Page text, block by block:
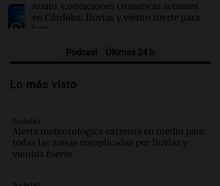
Audio. Condiciones climáticas actuales
en Córdoba: lluvias y viento fuerte para
hoy
Audio.Exposición solidaria de vehículos
donaciones para merenderos
Audio.
Norte muestra una leve baja en el costo
para 10 personas
Noticias
Audio.
Podcast Últimas 24 h
Lo más visto
Sociedad
Alerta meteorológica extrema en medio país:
todas las zonas complicadas por lluvias y
vientos fuerte